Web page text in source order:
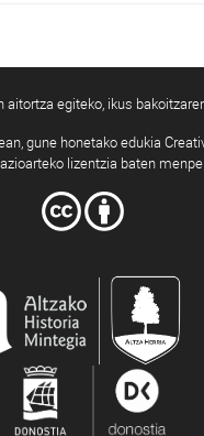
aitortza egiteko, ikus
gune honetako edukia
lizentzia baten